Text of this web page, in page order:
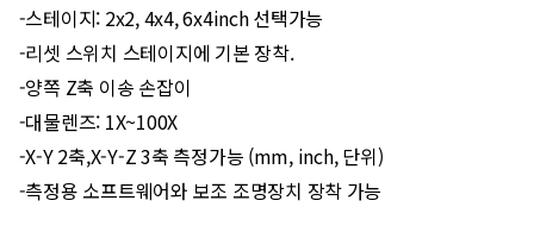
-스테이지: 2x2, 4x4, 6x4inch 선택가능
-리셋 스위치 스테이지에 기본 장착.
-양쪽 Z축 이송 손잡이
-대물렌즈: 1X~100X
-X-Y 2축,X-Y-Z 3축 측정가능 (mm, inch, 단위)
-측정용 소프트웨어와 보조 조명장치 장착 가능